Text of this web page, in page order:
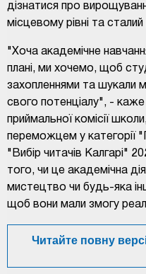
дізнатися про
місцевому рівні та
"Хоча академічне
плані, ми хочемо, щоб
захопленнями та шукали
свого потенціалу", -
приймальної комісії
переможцем у категорії
"Вибір читачів Калгарі"
того, чи це академічна
мистецтво чи будь-яка
щоб вони мали змогу
Читайте повну